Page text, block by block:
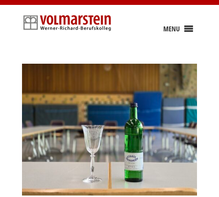
Skip
content
MENU